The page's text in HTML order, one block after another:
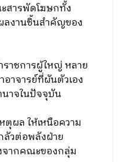
สารพัดโฆษกทั้ง
งานชิ้นสำคัญของ
ราชการผู้ใหญ่ หลาย
าจารย์ที่ผันตัวเอง
าจในปัจจุบัน
ตุผล ให้เหนือความ
ลัวต่อพลังฝ่าย
จากคณะของกลุ่ม